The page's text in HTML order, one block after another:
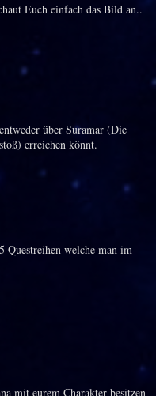
Euch einfach das Bild an..
über Suramar (Die
erreichen könnt.
Questreihen welche man im
mit eurem Charakter besitzen